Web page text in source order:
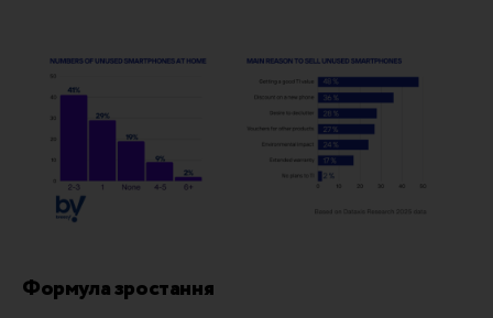
Формула зростання